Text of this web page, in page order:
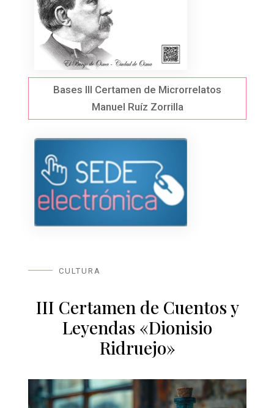
Bases III Certamen de Microrrelatos
Manuel Ruíz Zorrilla
CULTURA
III Certamen de Cuentos y
Leyendas «Dionisio
Ridruejo»